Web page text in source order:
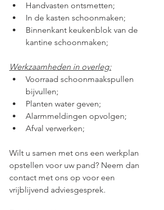
Handvasten ontsmetten;
In de kasten schoonmaken;
Binnenkant keukenblok van de
kantine schoonmaken;
Werkzaamheden in overleg:
Voorraad schoonmaakspullen
bijvullen;
Planten water geven;
Alarmmeldingen opvolgen;
Afval verwerken;
Wilt u samen met ons een werkplan
opstellen voor uw pand? Neem dan
contact met ons op voor een
vrijblijvend adviesgesprek.